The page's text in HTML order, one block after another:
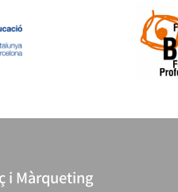
i Màrqueting